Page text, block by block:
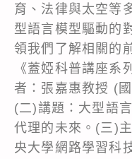
育、法律與太空等
型語言模型驅動的
領我們了解相關的
《蓋婭科普講座系
者：張嘉惠教授 (
(二)講題：大型語
代理的未來。(三)
央大學網路學習科